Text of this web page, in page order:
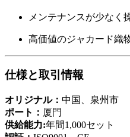
メンテナンスが少なく
高価値のジャカード織
仕様と取引情報
オリジナル： 中国、泉州市
ポート： 厦門
供給能力:年間1,000セット